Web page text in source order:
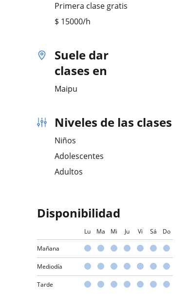
Primera clase gratis
$ 15000/h
Suele dar
clases en
Maipu
Niveles de las clases
Niños
Adolescentes
Adultos
Disponibilidad
Lu Ma Mi Ju Vi Sá Do
Mañana
Mediodía
Tarde